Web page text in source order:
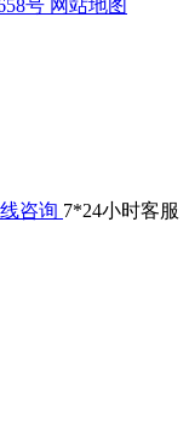
号 网站地图
7*24小时客服